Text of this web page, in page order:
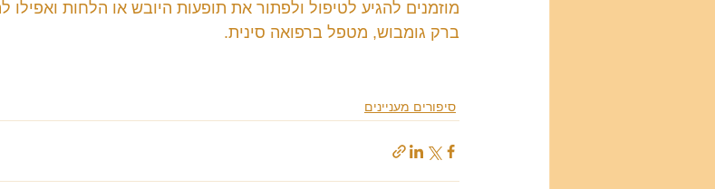
מוזמנים להגיע לטיפול ולפתור את תופעות היובש או הלחות ואפילו
ברק גומבוש, מטפל ברפואה סינית.
סיפורים מעניינים